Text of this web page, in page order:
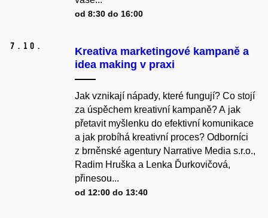
od 8:30 do 16:00
7. 10.
Kreativa marketingové kampaně a
idea making v praxi
Jak vznikají nápady, které fungují? Co stojí
za úspěchem kreativní kampaně? A jak
přetavit myšlenku do efektivní komunikace
a jak probíhá kreativní proces? Odborníci
z brněnské agentury Narrative Media s.r.o.,
Radim Hruška a Lenka Ďurkovičová,
přinesou...
od 12:00 do 13:40